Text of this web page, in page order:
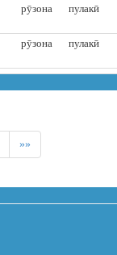
рӯзона пулакӣ
рӯзона пулакӣ
»»